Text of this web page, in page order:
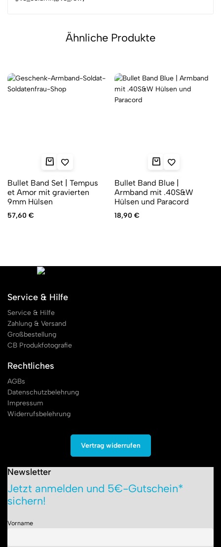
Ähnliche Produkte
Bullet Band Set | Tempus
et Amor mit gravierten
9mm Hülsen
57,60 €
Bullet Band Blue |
Armband mit .40S&W
Hülsen und Paracord
18,90 €
Service & Hilfe
Service & Hilfe
Zahlung & Versand
Großbestellung
CB Produkfotografie
Rechtliches
AGBs
Datenschutzbelehrung
Impressum
Widerrufsbelehrung
Vertrag widerrufen
Newsletter
Jetzt anmelden und 5€-Gutschein*
sichern!
Vorname